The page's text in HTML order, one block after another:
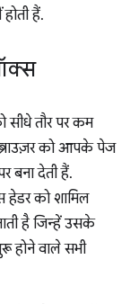
हैं.
सीधे तौर पर कम
को आपके पेज
बना देती हैं.
हेडर को शामिल
है जिन्हें उसके
होने वाले सभी